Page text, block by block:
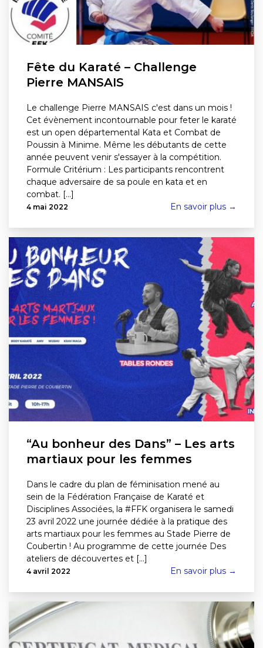
Fête du Karaté – Challenge
Pierre MANSAIS
Le challenge Pierre MANSAIS c'est dans un mois !
Cet évènement incontournable pour feter le karaté
est un open départemental Kata et Combat de
Poussin à Minime. Même les débutants de cette
année peuvent venir s'essayer à la compétition.
Formule Critérium : Les participants rencontrent
chaque adversaire de sa poule en kata et en
combat. [...]
4 mai 2022 En savoir plus →
“Au bonheur des Dans” – Les arts
martiaux pour les femmes
Dans le cadre du plan de féminisation mené au
sein de la Fédération Française de Karaté et
Disciplines Associées, la #FFK organisera le samedi
23 avril 2022 une journée dédiée à la pratique des
arts martiaux pour les femmes au Stade Pierre de
Coubertin ! Au programme de cette journée Des
ateliers de découvertes et [...]
4 avril 2022 En savoir plus →